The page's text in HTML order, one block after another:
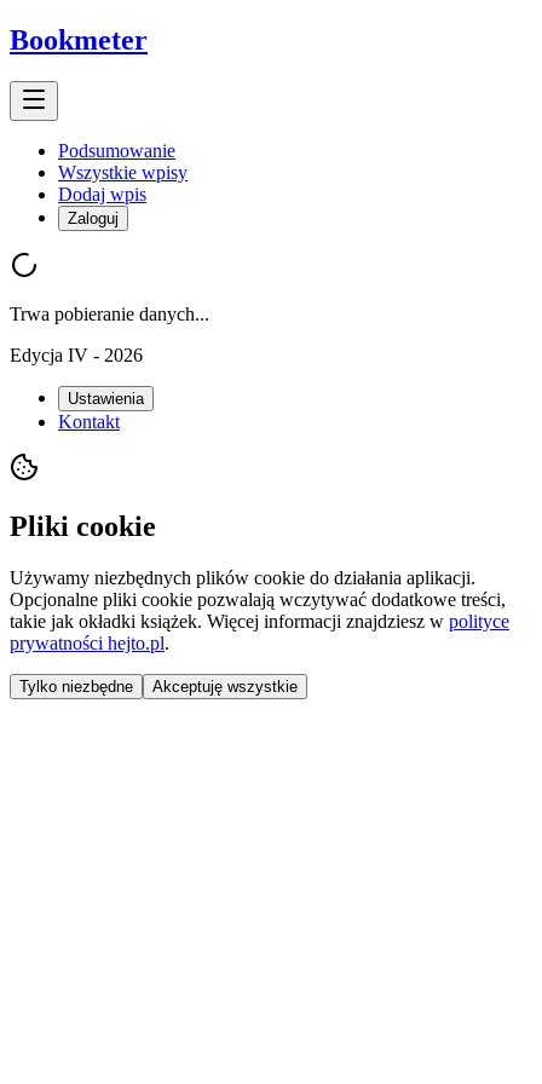
Bookmeter
Podsumowanie
Wszystkie wpisy
Dodaj wpis
Zaloguj
Trwa pobieranie danych...
Edycja IV - 2026
Ustawienia
Kontakt
Pliki cookie
Używamy niezbędnych plików cookie do działania aplikacji.
Opcjonalne pliki cookie pozwalają wczytywać dodatkowe treści,
takie jak okładki książek. Więcej informacji znajdziesz w polityce
prywatności hejto.pl.
Tylko niezbędne Akceptuję wszystkie